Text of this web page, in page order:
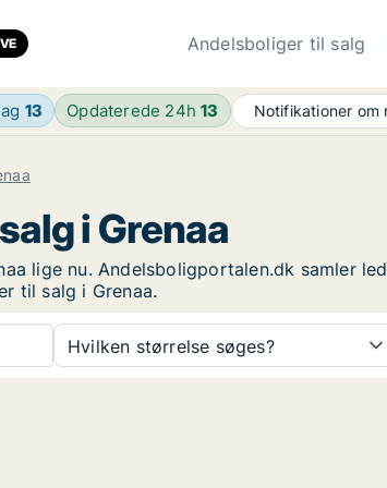
Andelsboliger til salg
13 Opdaterede 24h13 Notifikationer om
i Grenaa
lige nu. Andelsboligportalen.dk samler
til salg i Grenaa.
Hvilken størrelse søges?